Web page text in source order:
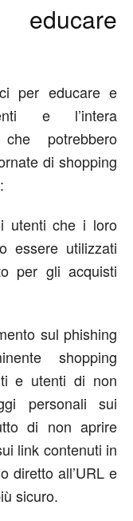
educare
per educare e
e l’intera
potrebbero
di shopping
utenti che i loro
essere utilizzati
per gli acquisti
sul phishing
shopping
e utenti di non
personali sui
di non aprire
link contenuti in
diretto all’URL e
sicuro.